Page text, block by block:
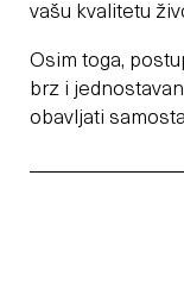
vašu kvalitetu
Osim toga,
brz i
obavljati